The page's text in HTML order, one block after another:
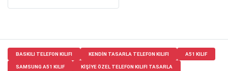
BASKILI TELEFON KILIFI KENDIN TASARLA TELEFON KILIFI A51 KILIF
SAMSUNG A51 KILIF KIŞIYE ÖZEL TELEFON KILIFI TASARLA